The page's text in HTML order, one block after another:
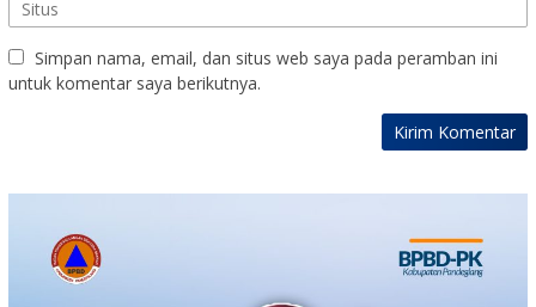
Simpan nama, email, dan situs web saya pada peramban ini
untuk komentar saya berikutnya.